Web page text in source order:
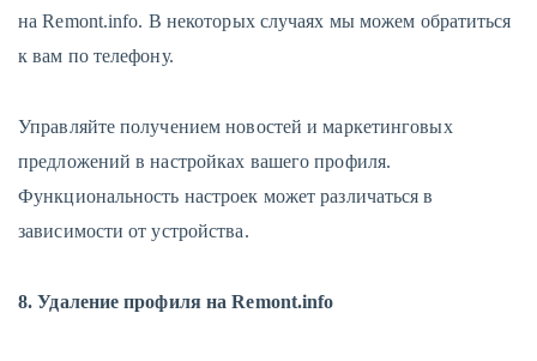
на Remont.info. В некоторых случаях мы можем обратиться
к вам по телефону.
Управляйте получением новостей и маркетинговых
предложений в настройках вашего профиля.
Функциональность настроек может различаться в
зависимости от устройства.
8. Удаление профиля на Remont.info